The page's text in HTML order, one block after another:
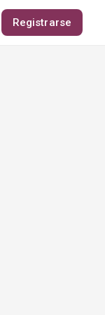
Registrarse